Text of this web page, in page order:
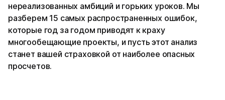
нереализованных амбиций и горьких уроков. Мы
разберем 15 самых распространенных ошибок,
которые год за годом приводят к краху
многообещающие проекты, и пусть этот анализ
станет вашей страховкой от наиболее опасных
просчетов.